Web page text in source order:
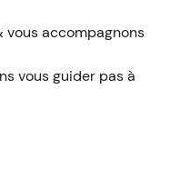
vous accompagnons
vous guider pas à